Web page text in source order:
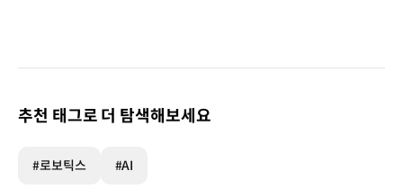
추천 태그로 더 탐색해보세요
#로보틱스 #AI